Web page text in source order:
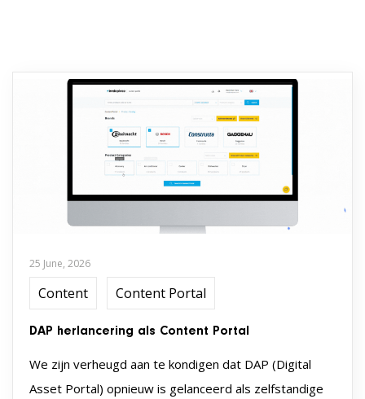
25 June, 2026
Content Content Portal
DAP herlancering als Content Portal
We zijn verheugd aan te kondigen dat DAP (Digital
Asset Portal) opnieuw is gelanceerd als zelfstandige